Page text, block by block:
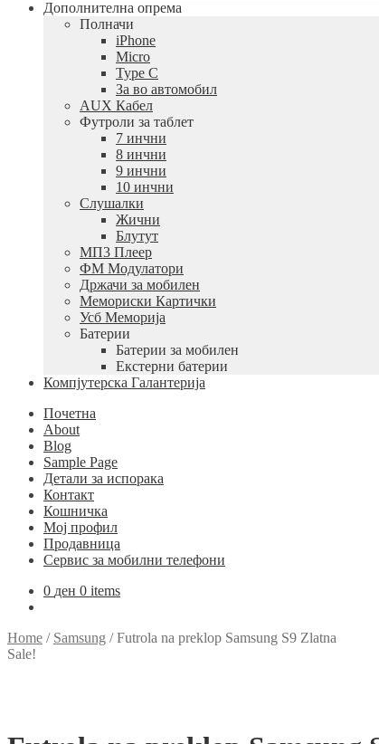
Дополнителна опрема
Полначи
iPhone
Micro
Type C
За во автомобил
AUX Кабел
Футроли за таблет
7 инчни
8 инчни
9 инчни
10 инчни
Слушалки
Жични
Блутут
МП3 Плеер
ФМ Модулатори
Држачи за мобилен
Мемориски Картички
Усб Меморија
Батерии
Батерии за мобилен
Екстерни батерии
Компјутерска Галантерија
Почетна
About
Blog
Sample Page
Детали за испорака
Контакт
Кошничка
Мој профил
Продавница
Сервис за мобилни телефони
0 ден 0 items
Home / Samsung /Futrola na preklop Samsung S9 Zlatna
Sale!